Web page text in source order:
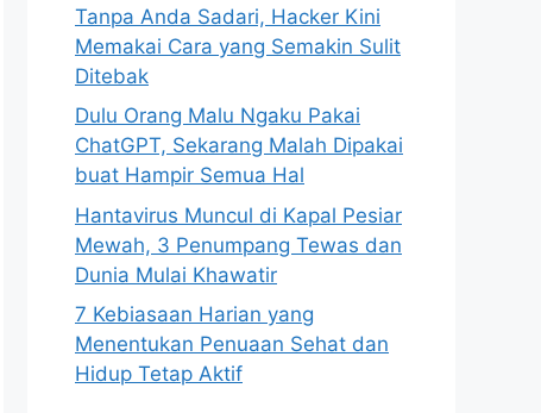
Tanpa Anda Sadari, Hacker Kini
Memakai Cara yang Semakin Sulit
Ditebak
Dulu Orang Malu Ngaku Pakai
ChatGPT, Sekarang Malah Dipakai
buat Hampir Semua Hal
Hantavirus Muncul di Kapal Pesiar
Mewah, 3 Penumpang Tewas dan
Dunia Mulai Khawatir
7 Kebiasaan Harian yang
Menentukan Penuaan Sehat dan
Hidup Tetap Aktif